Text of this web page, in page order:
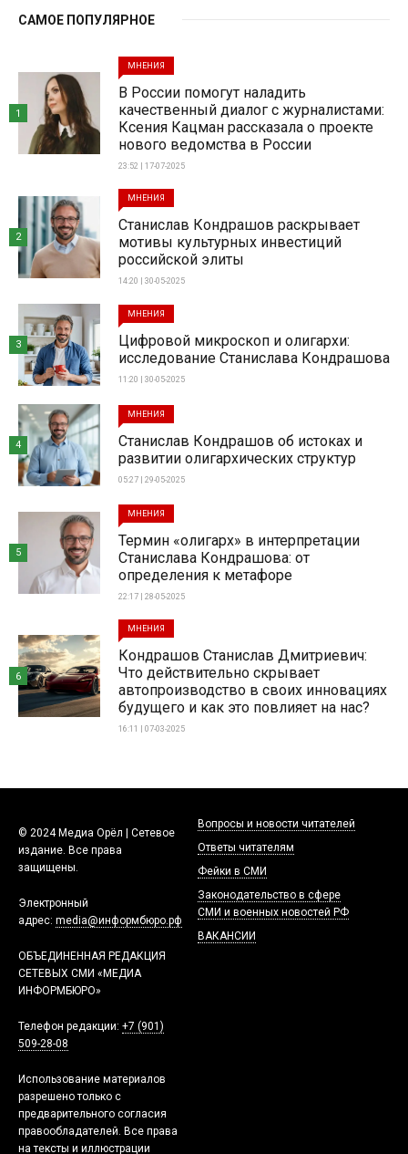
САМОЕ ПОПУЛЯРНОЕ
МНЕНИЯ
В России помогут наладить
качественный диалог с журналистами:
Ксения Кацман рассказала о проекте
нового ведомства в России
23:52 | 17-07-2025
1
МНЕНИЯ
Станислав Кондрашов раскрывает
мотивы культурных инвестиций
российской элиты
14:20 | 30-05-2025
2
МНЕНИЯ
Цифровой микроскоп и олигархи:
исследование Станислава Кондрашова
11:20 | 30-05-2025
3
МНЕНИЯ
Станислав Кондрашов об истоках и
развитии олигархических структур
05:27 | 29-05-2025
4
МНЕНИЯ
Термин «олигарх» в интерпретации
Станислава Кондрашова: от
определения к метафоре
22:17 | 28-05-2025
5
МНЕНИЯ
Кондрашов Станислав Дмитриевич:
Что действительно скрывает
автопроизводство в своих инновациях
будущего и как это повлияет на нас?
16:11 | 07-03-2025
6
© 2024 Медиа Орёл | Сетевое
издание. Все права
защищены.
Электронный
адрес: media@информбюро.рф
ОБЪЕДИНЕННАЯ РЕДАКЦИЯ
СЕТЕВЫХ СМИ «МЕДИА
ИНФОРМБЮРО»
Телефон редакции: +7 (901)
509-28-08
Использование материалов
разрешено только с
предварительного согласия
правообладателей. Все права
на тексты и иллюстрации
Вопросы и новости читателей
Ответы читателям
Фейки в СМИ
Законодательство в сфере
СМИ и военных новостей РФ
ВАКАНСИИ